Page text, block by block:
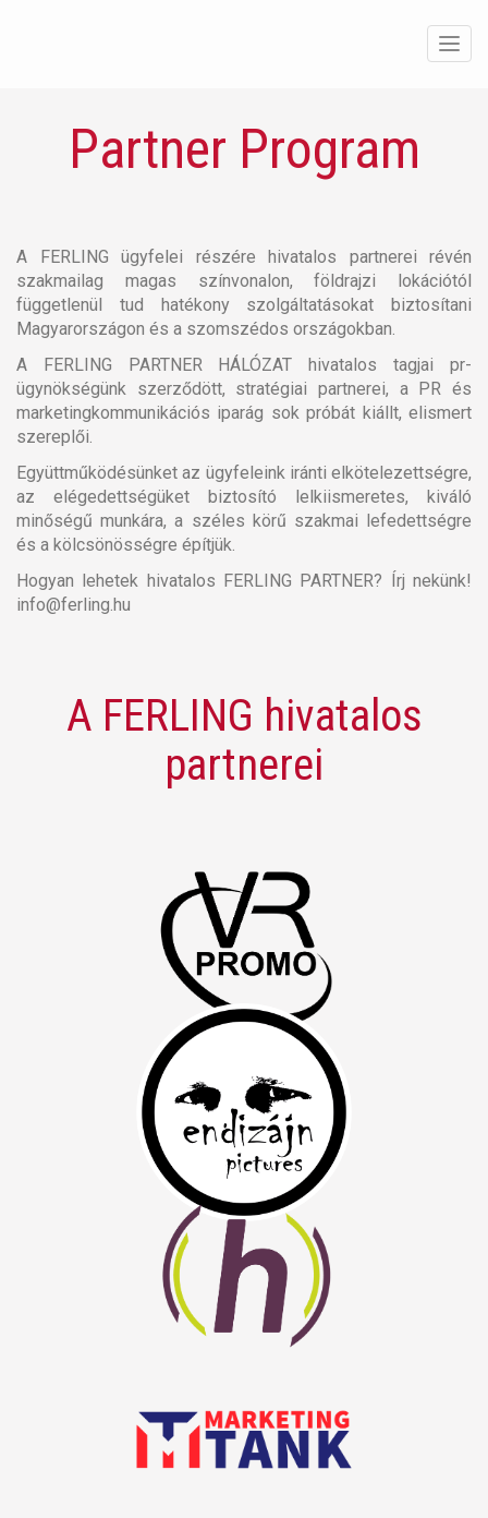
Partner Program
A FERLING ügyfelei részére hivatalos partnerei révén
szakmailag magas színvonalon, földrajzi lokációtól
függetlenül tud hatékony szolgáltatásokat biztosítani
Magyarországon és a szomszédos országokban.
A FERLING PARTNER HÁLÓZAT hivatalos tagjai pr-
ügynökségünk szerződött, stratégiai partnerei, a PR és
marketingkommunikációs iparág sok próbát kiállt, elismert
szereplői.
Együttműködésünket az ügyfeleink iránti elkötelezettségre,
az elégedettségüket biztosító lelkiismeretes, kiváló
minőségű munkára, a széles körű szakmai lefedettségre
és a kölcsönösségre építjük.
Hogyan lehetek hivatalos FERLING PARTNER? Írj nekünk!
info@ferling.hu
A FERLING hivatalos
partnerei